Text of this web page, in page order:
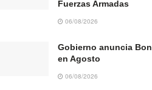
Fuerzas Armadas
06/08/2026
Gobierno anuncia
en Agosto
06/08/2026